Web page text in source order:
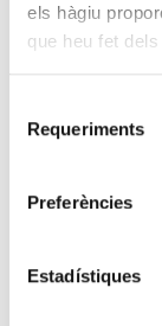
els hàgiu
que heu fet
Requeriments
Preferències
Estadístiques
SIGUE
SIGUE
SIGUE